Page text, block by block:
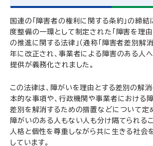
国連の「障害者の権利に関する条約」の締
度整備の一環として制定された「障害を理
の推進に関する法律」（通称「障害者差別解消
年に改正され、事業者による障害のある人
提供が義務化されました。
この法律は、障がいを理由とする差別の解
本的な事項や、行政機関や事業者における
差別を解消するための措置などについて定
障がいのある人もない人も分け隔てられる
人格と個性を尊重しながら共に生きる社会
しています。